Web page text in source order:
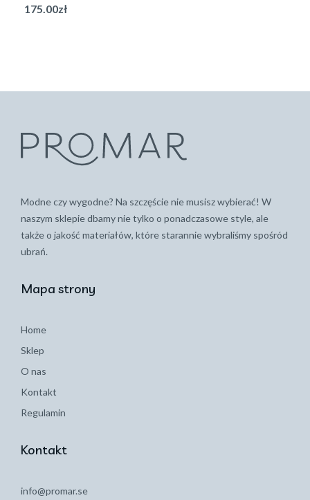
175.00zł
Modne czy wygodne? Na szczęście nie musisz wybierać! W
naszym sklepie dbamy nie tylko o ponadczasowe style, ale
także o jakość materiałów, które starannie wybraliśmy spośród
ubrań.
Mapa strony
Home
Sklep
O nas
Kontakt
Regulamin
Kontakt
info@promar.se